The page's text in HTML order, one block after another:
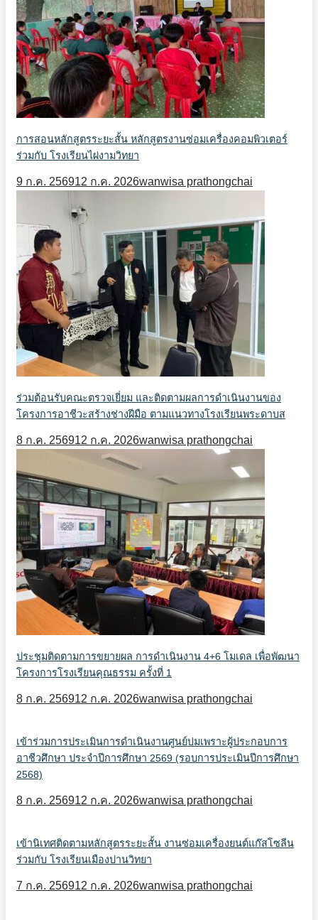
การสอนหลักสูตรระยะสั้น หลักสูตรงานซ่อมเครื่องคอมพิวเตอร์
ร่วมกับ โรงเรียนไผ่งามวิทยา
9 ก.ค. 256912 ก.ค. 2026wanwisa prathongchai
ร่วมต้อนรับคณะตรวจเยี่ยม และติดตามผลการดำเนินงานของ
โครงการอาชีวะสร้างช่างฝีมือ ตามแนวทางโรงเรียนพระดาบส
8 ก.ค. 256912 ก.ค. 2026wanwisa prathongchai
ประชุมติดตามการขยายผล การดำเนินงาน 4+6 โมเดล เพื่อพัฒนา
โครงการโรงเรียนคุณธรรม ครั้งที่ 1
8 ก.ค. 256912 ก.ค. 2026wanwisa prathongchai
เข้าร่วมการประเมินการดำเนินงานศูนย์บ่มเพราะผู้ประกอบการ
อาชีวศึกษา ประจำปีการศึกษา 2569 (รอบการประเมินปีการศึกษา
2568)
8 ก.ค. 256912 ก.ค. 2026wanwisa prathongchai
เข้านิเทศติดตามหลักสูตรระยะสั้น งานซ่อมเครื่องยนต์แก๊สโซลีน
ร่วมกับ โรงเรียนเมืองปานวิทยา
7 ก.ค. 256912 ก.ค. 2026wanwisa prathongchai